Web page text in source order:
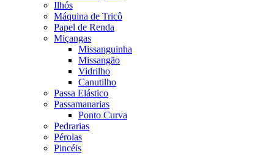
Ilhós
Máquina de Tricô
Papel de Renda
Miçangas
Missanguinha
Missangão
Vidrilho
Canutilho
Passa Elástico
Passamanarias
Ponto Curva
Pedrarias
Pérolas
Pincéis